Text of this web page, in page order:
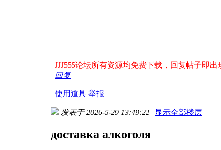
JJJ555论坛所有资源均免费下载，回复帖子即出
回复
使用道具 举报
发表于 2026-5-29 13:49:22 | 显示全部楼层
доставка алкоголя